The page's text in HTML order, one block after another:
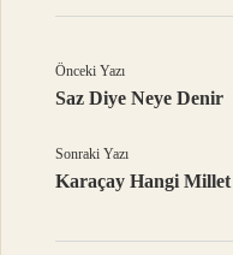
Önceki Yazı
Saz Diye Neye Denir
Sonraki Yazı
Karaçay Hangi Millet